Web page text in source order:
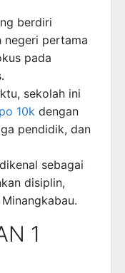
berdiri
negeri pertama
pada
sekolah ini
10k dengan
pendidik, dan
sebagai
disiplin,
1